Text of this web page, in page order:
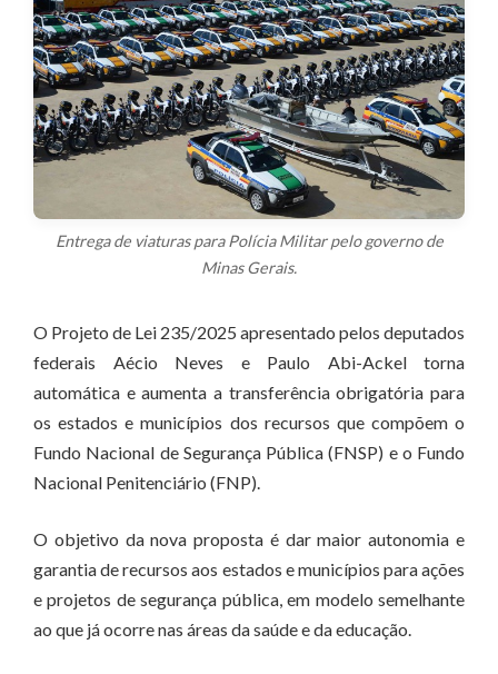
Entrega de viaturas para Polícia Militar pelo governo de
Minas Gerais.
O Projeto de Lei 235/2025 apresentado pelos deputados
federais Aécio Neves e Paulo Abi-Ackel torna
automática e aumenta a transferência obrigatória para
os estados e municípios dos recursos que compõem o
Fundo Nacional de Segurança Pública (FNSP) e o Fundo
Nacional Penitenciário (FNP).
O objetivo da nova proposta é dar maior autonomia e
garantia de recursos aos estados e municípios para ações
e projetos de segurança pública, em modelo semelhante
ao que já ocorre nas áreas da saúde e da educação.